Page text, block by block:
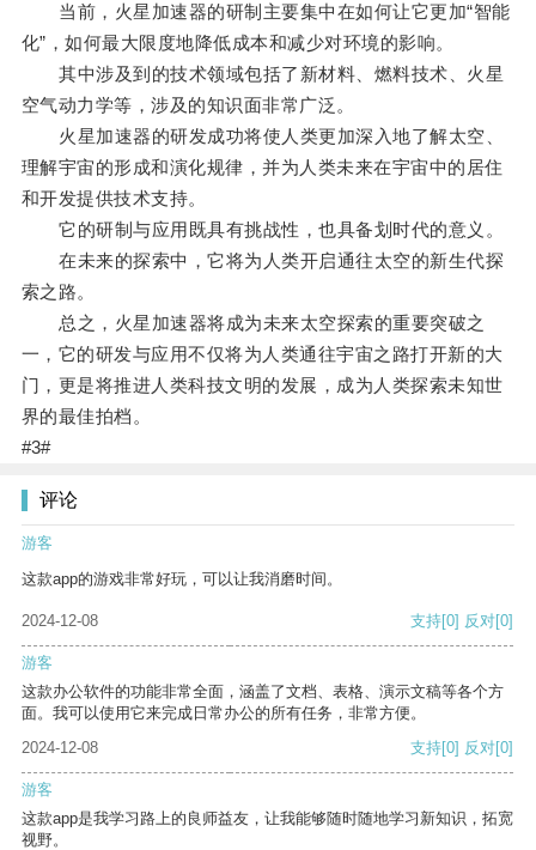
当前，火星加速器的研制主要集中在如何让它更加“智能
化”，如何最大限度地降低成本和减少对环境的影响。
其中涉及到的技术领域包括了新材料、燃料技术、火星
空气动力学等，涉及的知识面非常广泛。
火星加速器的研发成功将使人类更加深入地了解太空、
理解宇宙的形成和演化规律，并为人类未来在宇宙中的居住
和开发提供技术支持。
它的研制与应用既具有挑战性，也具备划时代的意义。
在未来的探索中，它将为人类开启通往太空的新生代探
索之路。
总之，火星加速器将成为未来太空探索的重要突破之
一，它的研发与应用不仅将为人类通往宇宙之路打开新的大
门，更是将推进人类科技文明的发展，成为人类探索未知世
界的最佳拍档。
#3#
评论
游客
这款app的游戏非常好玩，可以让我消磨时间。
2024-12-08 支持[0] 反对[0]
游客
这款办公软件的功能非常全面，涵盖了文档、表格、演示文稿等各个方
面。我可以使用它来完成日常办公的所有任务，非常方便。
2024-12-08
支持[0] 反对[0]
游客
这款app是我学习路上的良师益友，让我能够随时随地学习新知识，拓宽
视野。